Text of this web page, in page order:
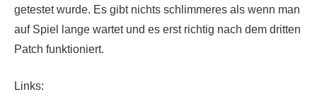
getestet wurde. Es gibt nichts schlimmeres als wenn man
auf Spiel lange wartet und es erst richtig nach dem dritten
Patch funktioniert.
Links: